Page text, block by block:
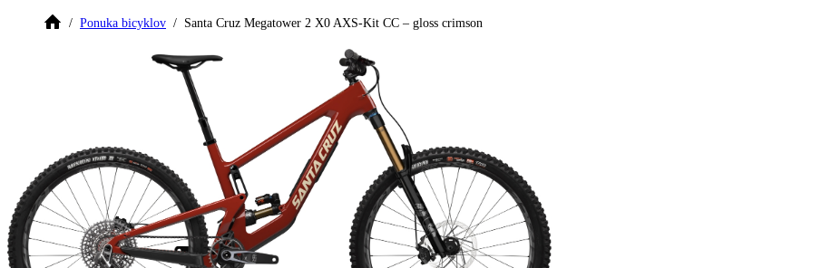
Ponuka bicyklov Santa Cruz Megatower 2 X0 AXS-Kit CC – gloss crimson